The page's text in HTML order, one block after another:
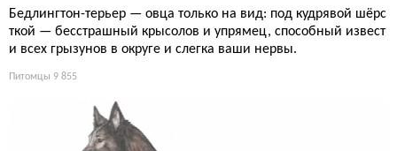
Бедлингтон-терьер — овца только на вид: под кудрявой шёрс
ткой — бесстрашный крысолов и упрямец, способный извест
и всех грызунов в округе и слегка ваши нервы.
Питомцы 9 855